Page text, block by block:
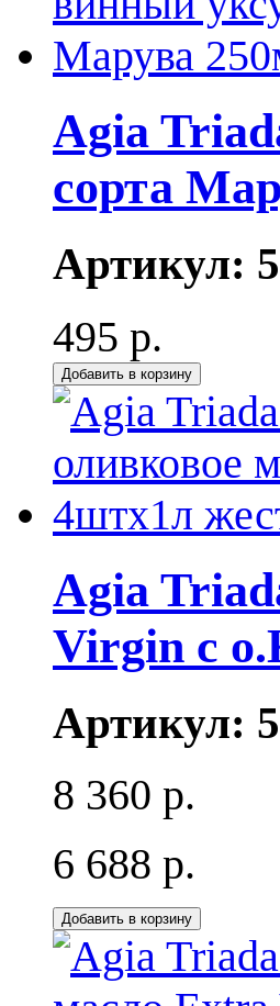
Agia
сорта
Артикул:
495 р.
Добавить в корзину
Agia
Virgin с
Артикул:
8 360 р.
6 688 р.
Добавить в корзину